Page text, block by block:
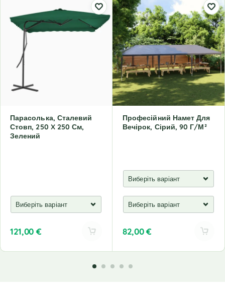
Парасолька, Сталевий
Стовп, 250 X 250 См,
Зелений
121,00 €
Професійний Намет Для
Вечірок, Сірий, 90 Г/м²
82,00€
t